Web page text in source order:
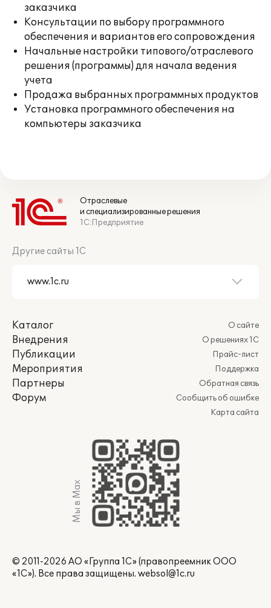
заказчика
Консультации по выбору программного
обеспечения и вариантов его сопровождения
Начальные настройки типового/отраслевого
решения (программы) для начала ведения
учета
Продажа выбранных программных продуктов
Установка программного обеспечения на
компьютеры заказчика
Отраслевые
и специализированные решения
1С:Предприятие
Другие сайты 1С
Каталог
Внедрения
Публикации
Мероприятия
Партнеры
Форум
О сайте
О решениях 1С
Прайс-лист
Поддержка
Обратная связь
Сообщить об ошибке
Карта сайта
Мы в Max
© 2011-2026 АО «Группа 1С» (правопреемник ООО
«1С»). Все права защищены. websol@1c.ru